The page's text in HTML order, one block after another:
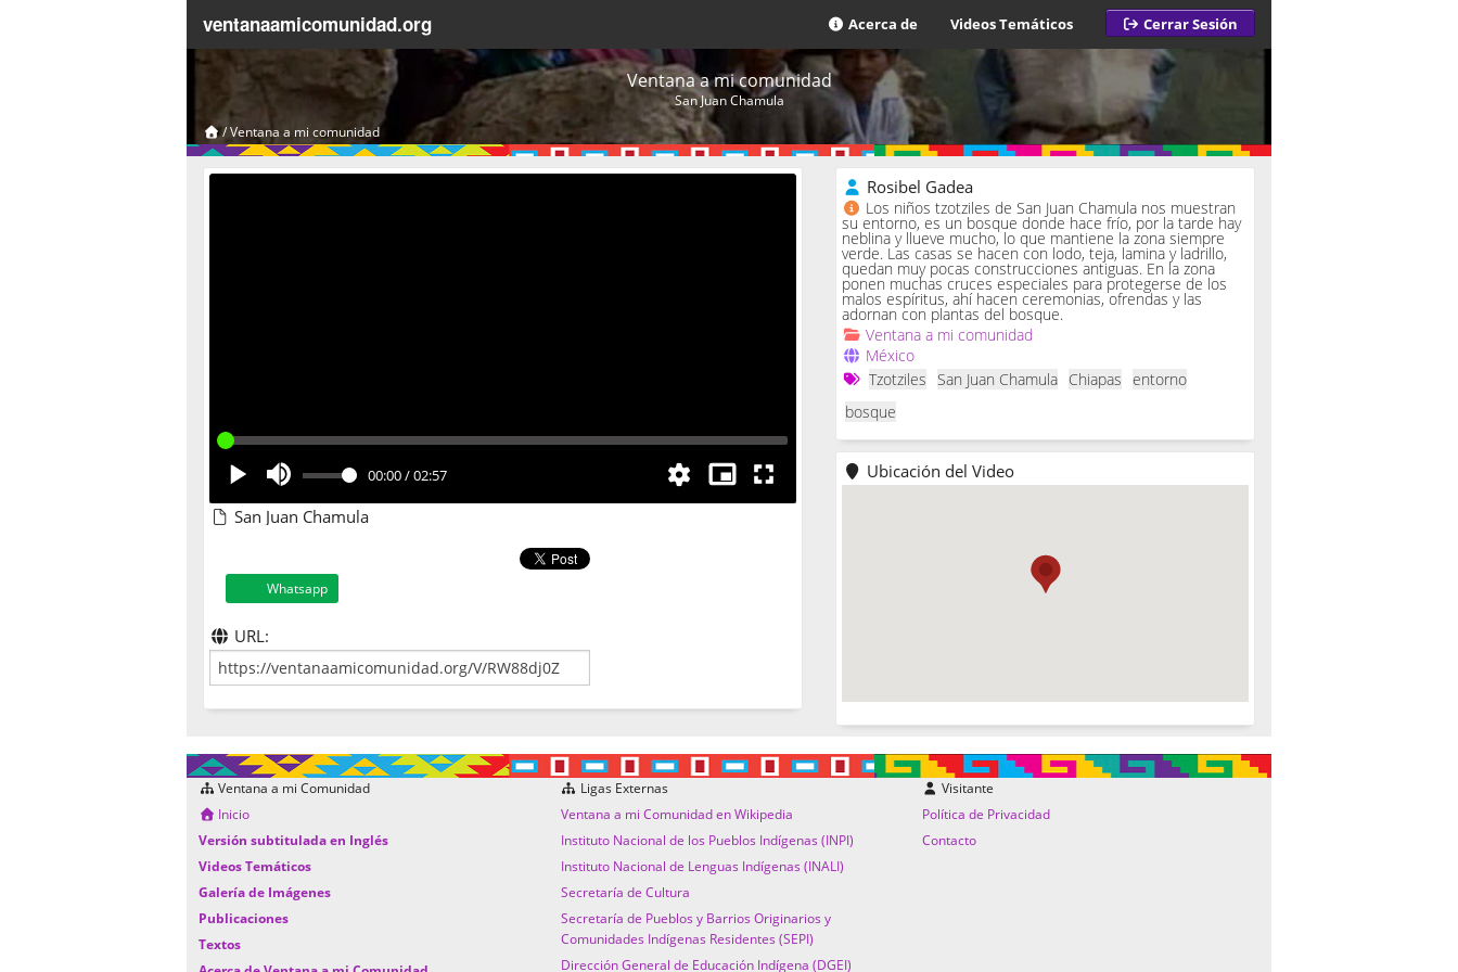
ventanaamicomunidad.org Acerca de Videos Temáticos Cerrar Sesión
Ventana a mi comunidad
San Juan Chamula
/Ventana a mi comunidad
00:00/02:57
San Juan Chamula
Whatsapp
URL:
Rosibel Gadea
Los niños tzotziles de San Juan Chamula nos muestran
su entorno, es un bosque donde hace frío, por la tarde hay
neblina y llueve mucho, lo que mantiene la zona siempre
verde. Las casas se hacen con lodo, teja, lamina y ladrillo,
quedan muy pocas construcciones antiguas. En la zona
ponen muchas cruces especiales para protegerse de los
malos espíritus, ahí hacen ceremonias, ofrendas y las
adornan con plantas del bosque.
Ventana a mi comunidad
México
Tzotziles San Juan Chamula Chiapas entorno
bosque
Ubicación del Video
Ventana a mi Comunidad
Inicio
Versión subtitulada en Inglés
Videos Temáticos
Galería de Imágenes
Publicaciones
Textos
Ligas Externas
Ventana a mi Comunidad en Wikipedia
Instituto Nacional de los Pueblos Indígenas (INPI)
Instituto Nacional de Lenguas Indígenas (INALI)
Secretaría de Cultura
Secretaría de Pueblos y Barrios Originarios y
Comunidades Indígenas Residentes (SEPI)
Dirección General de Educación Indígena (DGEI)
Visitante
Política de Privacidad
Contacto